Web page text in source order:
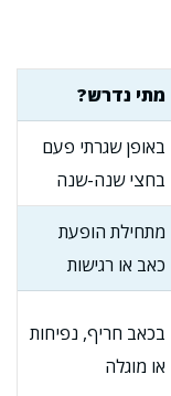
מתי נדרש?
באופן שגרתי פעם
בחצי שנה-שנה
מתחילת הופעת
כאב או רגישות
בכאב חריף, נפיחות
או מוגלה